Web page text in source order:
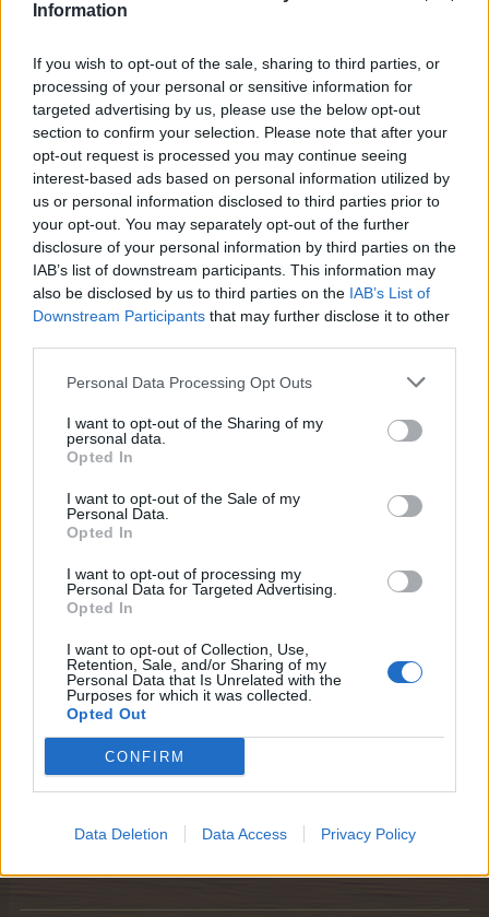
Information
If you wish to opt-out of the sale, sharing to third parties, or
processing of your personal or sensitive information for
targeted advertising by us, please use the below opt-out
section to confirm your selection. Please note that after your
opt-out request is processed you may continue seeing
interest-based ads based on personal information utilized by
us or personal information disclosed to third parties prior to
your opt-out. You may separately opt-out of the further
disclosure of your personal information by third parties on the
IAB’s list of downstream participants. This information may
also be disclosed by us to third parties on the IAB’s List of
Downstream Participants that may further disclose it to other
Personal Data Processing Opt Outs
I want to opt-out of the Sharing of my
personal data.
Opted In
I want to opt-out of the Sale of my
Personal Data.
Opted In
I want to opt-out of processing my
Personal Data for Targeted Advertising.
Opted In
I want to opt-out of Collection, Use,
Retention, Sale, and/or Sharing of my
Personal Data that Is Unrelated with the
Purposes for which it was collected.
Opted Out
CONFIRM
Data Deletion Data Access Privacy Policy
Nummer 50 ist zwei mal im bild der baum
links unten sollte sein 47 zauberbaum
und wenn ich nach die faq tabelle gehe sind 45 und 50
getauscht
Zuletzt bearbeitet:1 Mai 2026
1 Mai 2026
~Orleana~
S-Moderator
Team Farmerama DE
wirklich compliment
Nummer 50 ist zwei mal im bild der baum
oben rechts und unten links
links unten sollte sein 47 zauberbaum
und wenn ich nach die faq tabelle gehe sind 45 und 50
getauscht
1 Mai 2026
miekje9
Forenprofi
Zitat von ~Orleana~:↑
ich hab einmal nachgefragt
Ist gut